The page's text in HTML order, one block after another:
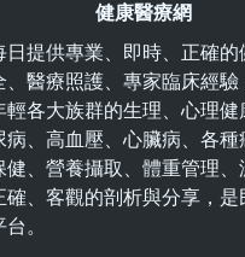
健康醫療網
日提供專業、即時、正確
、醫療照護、專家臨床經驗
輕各大族群的生理、心理
病、高血壓、心臟病、各
健、營養攝取、體重管理
確、客觀的剖析與分享，
。